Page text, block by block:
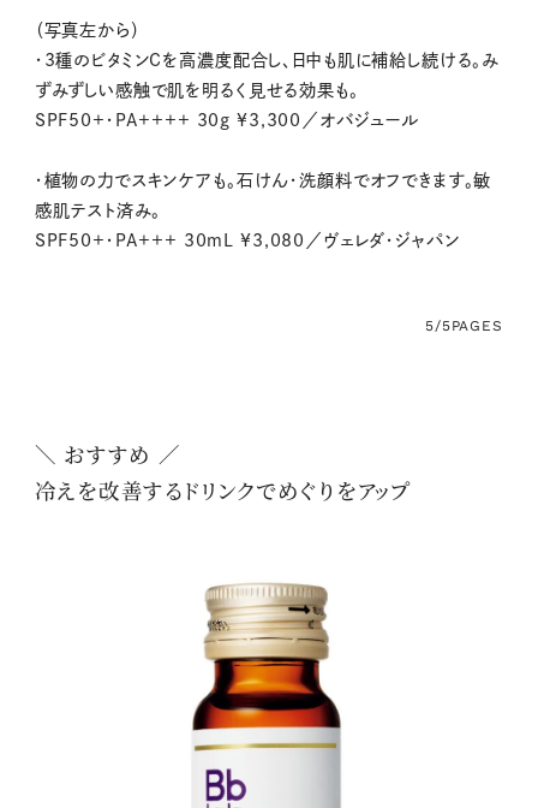
（写真左から）
・3種のビタミンCを高濃度配合し、日中も肌に補給し続ける。み
ずみずしい感触で肌を明るく見せる効果も。
SPF50+・PA++++ 30g ¥3,300／オバジュール
・植物の力でスキンケアも。石けん・洗顔料でオフできます。敏
感肌テスト済み。
SPF50+・PA+++ 30mL ¥3,080／ヴェレダ・ジャパン
5/5PAGES
＼ おすすめ ／
冷えを改善するドリンクでめぐりをアップ